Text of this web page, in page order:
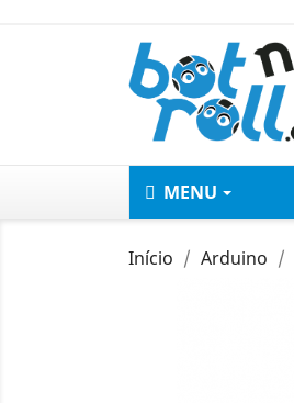
MENU
Início Arduino